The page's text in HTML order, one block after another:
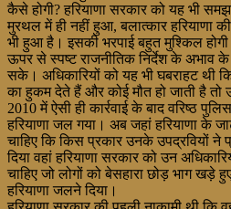
कैसे होगी? हरियाणा सरकार को यह भी
मुरथल में ही नहीं हुआ, बलात्कार हरियाणा
भी हुआ है। इसकी भरपाई बहुत मुश्किल
ऊपर से स्पष्ट राजनीतिक निर्देश के अभाव
सके। अधिकारियों को यह भी घबराहट थी
का हुकम देते हैं और कोई मौत हो जाती है तो
2010 में ऐसी ही कार्रवाई के बाद वरिष्ठ
हरियाणा जल गया। अब जहां हरियाणा के
चाहिए कि किस प्रकार उनके उपद्रवियों ने
दिया वहां हरियाणा सरकार को उन
चाहिए जो लोगों को बेसहारा छोड़ भाग खड़े
हरियाणा जलने दिया।